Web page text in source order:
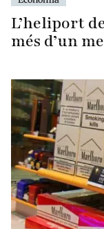
L’heliport
més d’un